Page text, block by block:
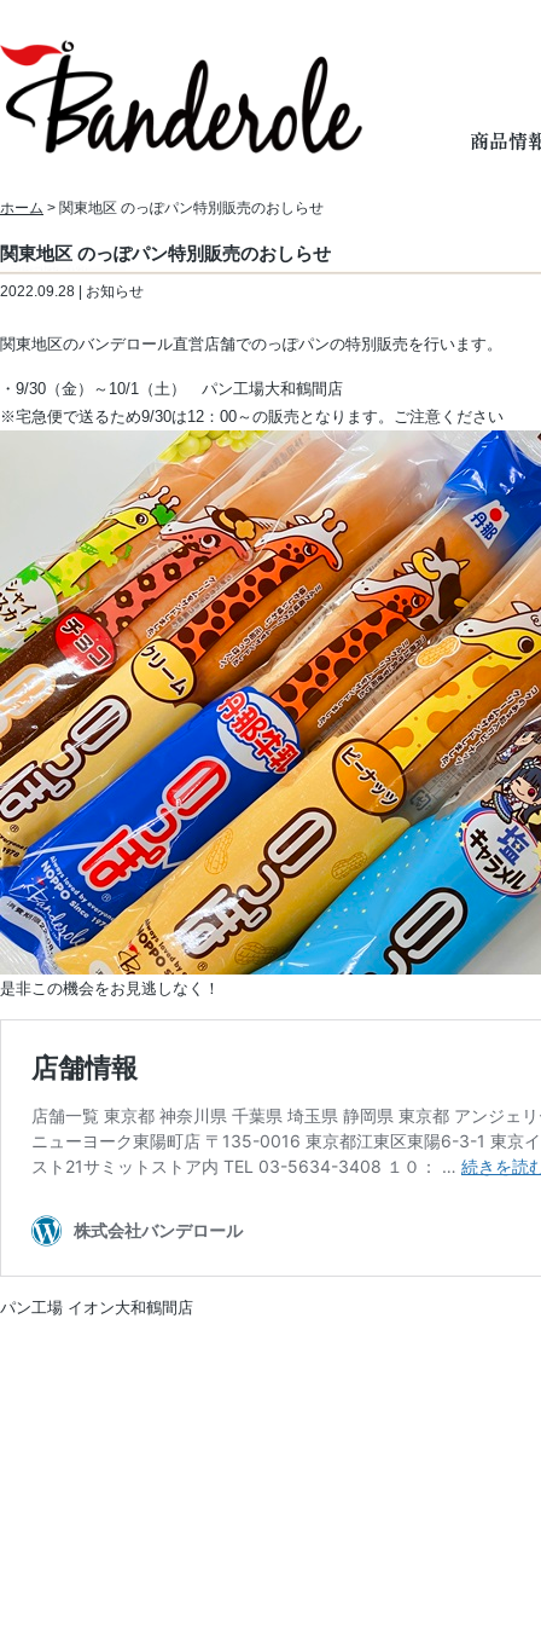
ホーム > 関東地区 のっぽパン特別販売のおしらせ
関東地区 のっぽパン特別販売のおしらせ
2022.09.28 | お知らせ
関東地区のバンデロール直営店舗でのっぽパンの特別販売を行います。
・9/30（金）～10/1（土） パン工場大和鶴間店
※宅急便で送るため9/30は12：00～の販売となります。ご注意ください
是非この機会をお見逃しなく！
パン工場 イオン大和鶴間店